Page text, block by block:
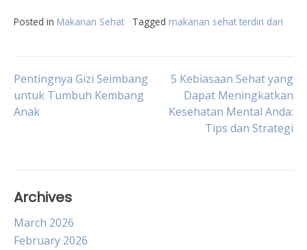
Posted in Makanan Sehat Tagged makanan sehat terdiri dari
Post
navigation
Pentingnya Gizi Seimbang
untuk Tumbuh Kembang
Anak
5 Kebiasaan Sehat yang
Dapat Meningkatkan
Kesehatan Mental Anda:
Tips dan Strategi
Archives
March 2026
February 2026